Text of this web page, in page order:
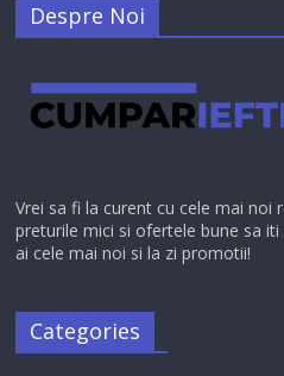
Despre Noi
Vrei sa fi la curent cu cele mai noi
preturile mici si ofertele bune sa
ai cele mai noi si la zi promotii!
Categories